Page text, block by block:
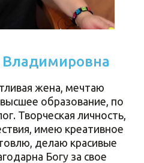
жена, мечтаю
образование, по
Творческая личность,
имею креативное
делаю красивые
Богу за свое